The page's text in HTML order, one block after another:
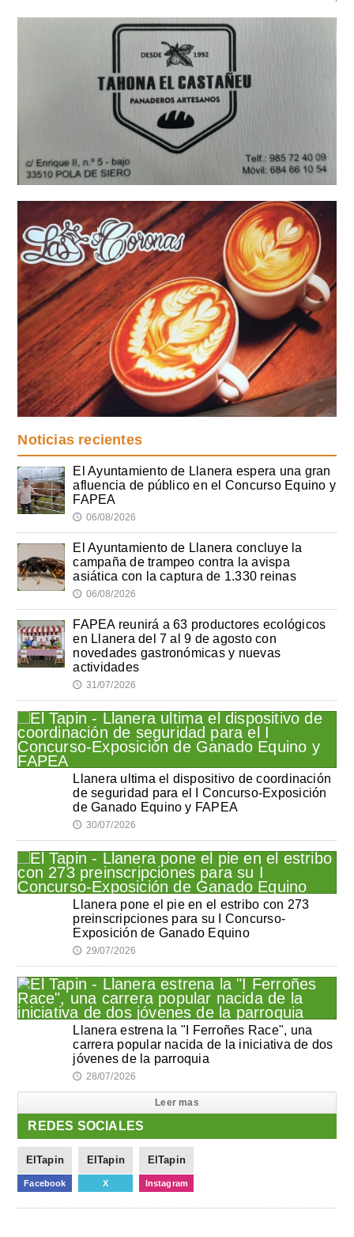
Noticias recientes
El Ayuntamiento de Llanera espera una gran
afluencia de público en el Concurso Equino y
FAPEA
🕔 06/08/2026
El Ayuntamiento de Llanera concluye la
campaña de trampeo contra la avispa
asiática con la captura de 1.330 reinas
🕔 06/08/2026
FAPEA reunirá a 63 productores ecológicos
en Llanera del 7 al 9 de agosto con
novedades gastronómicas y nuevas
actividades
🕔 31/07/2026
Llanera ultima el dispositivo de coordinación
de seguridad para el I Concurso-Exposición
de Ganado Equino y FAPEA
🕔 30/07/2026
Llanera pone el pie en el estribo con 273
preinscripciones para su I Concurso-
Exposición de Ganado Equino
🕔 29/07/2026
Llanera estrena la "I Ferroñes Race", una
carrera popular nacida de la iniciativa de dos
jóvenes de la parroquia
🕔 28/07/2026
Leer mas
REDES SOCIALES
ElTapin
Facebook
ElTapin
X
ElTapin
Instagram